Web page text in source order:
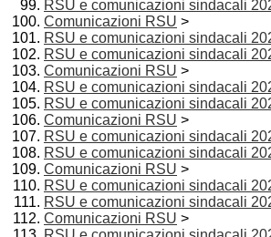
RSU e comunicazioni sindacali
Comunicazioni RSU >
RSU e comunicazioni sindacali
RSU e comunicazioni sindacali
Comunicazioni RSU >
RSU e comunicazioni sindacali
RSU e comunicazioni sindacali
Comunicazioni RSU >
RSU e comunicazioni sindacali
RSU e comunicazioni sindacali
Comunicazioni RSU >
RSU e comunicazioni sindacali
RSU e comunicazioni sindacali
Comunicazioni RSU >